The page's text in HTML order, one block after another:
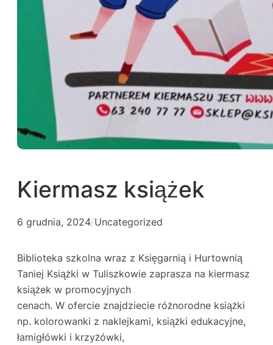
Kiermasz książek
6 grudnia, 2024/Uncategorized
Biblioteka szkolna wraz z Księgarnią i Hurtownią
Taniej Książki w Tuliszkowie zaprasza na kiermasz
książek w promocyjnych
cenach. W ofercie znajdziecie różnorodne książki
np. kolorowanki z naklejkami, książki edukacyjne,
łamigłówki i krzyżówki,